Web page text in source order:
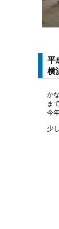
平
横
か
ま
今
少